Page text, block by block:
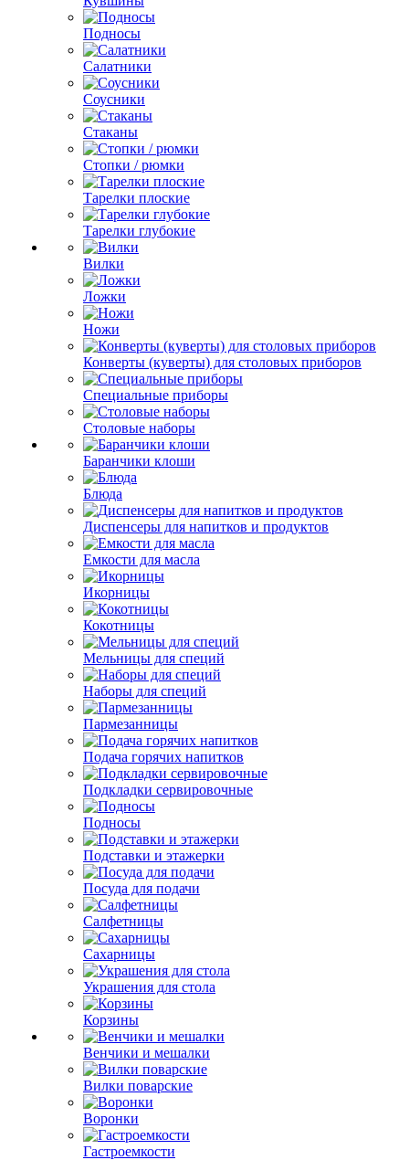
Подносы
Салатники
Соусники
Стаканы
Стопки / рюмки
Тарелки плоские
Тарелки глубокие
Вилки
Ложки
Ножи
Конверты (куверты) для столовых приборов
Специальные приборы
Столовые наборы
Баранчики клоши
Блюда
Диспенсеры для напитков и продуктов
Емкости для масла
Икорницы
Кокотницы
Мельницы для специй
Наборы для специй
Пармезанницы
Подача горячих напитков
Подкладки сервировочные
Подносы
Подставки и этажерки
Посуда для подачи
Салфетницы
Сахарницы
Украшения для стола
Корзины
Венчики и мешалки
Вилки поварские
Воронки
Гастроемкости